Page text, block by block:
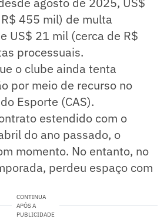
455 mil) de multa
US$ 21 mil (cerca de R$
processuais.
o clube ainda tenta
por meio de recurso no
Esporte (CAS).
estendido com o
do ano passado, o
momento. No entanto, no
perdeu espaço com
CONTINUA
APÓS A
PUBLICIDADE